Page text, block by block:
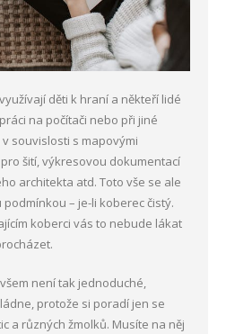
děti k hraní a někteří lidé
na počítači nebo při jiné
souvislosti s mapovými
šití, výkresovou dokumentací
architekta atd. Toto vše se ale
– je-li koberec čistý.
koberci vás to nebude lákat
není tak jednoduché,
protože si poradí jen se
a různých žmolků. Musíte na něj